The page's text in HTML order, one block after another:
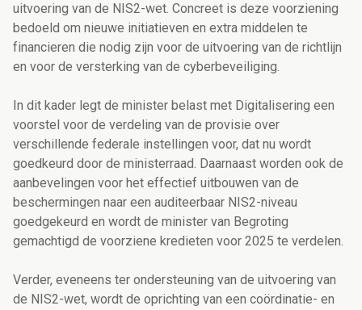
uitvoering van de NIS2-wet. Concreet is deze voorziening
bedoeld om nieuwe initiatieven en extra middelen te
financieren die nodig zijn voor de uitvoering van de richtlijn
en voor de versterking van de cyberbeveiliging.
In dit kader legt de minister belast met Digitalisering een
voorstel voor de verdeling van de provisie over
verschillende federale instellingen voor, dat nu wordt
goedkeurd door de ministerraad. Daarnaast worden ook de
aanbevelingen voor het effectief uitbouwen van de
beschermingen naar een auditeerbaar NIS2-niveau
goedgekeurd en wordt de minister van Begroting
gemachtigd de voorziene kredieten voor 2025 te verdelen.
Verder, eveneens ter ondersteuning van de uitvoering van
de NIS2-wet, wordt de oprichting van een coördinatie- en